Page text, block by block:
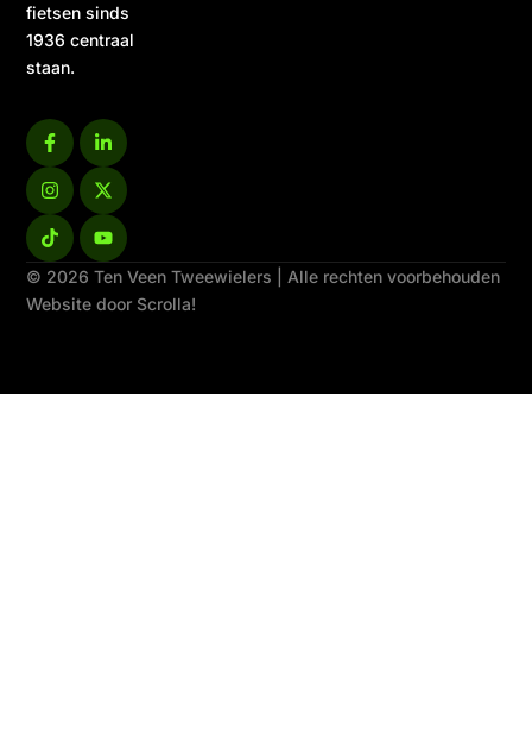
fietsen sinds
1936 centraal
staan.
© 2026 Ten Veen Tweewielers | Alle rechten voorbehouden
Website door Scrolla!